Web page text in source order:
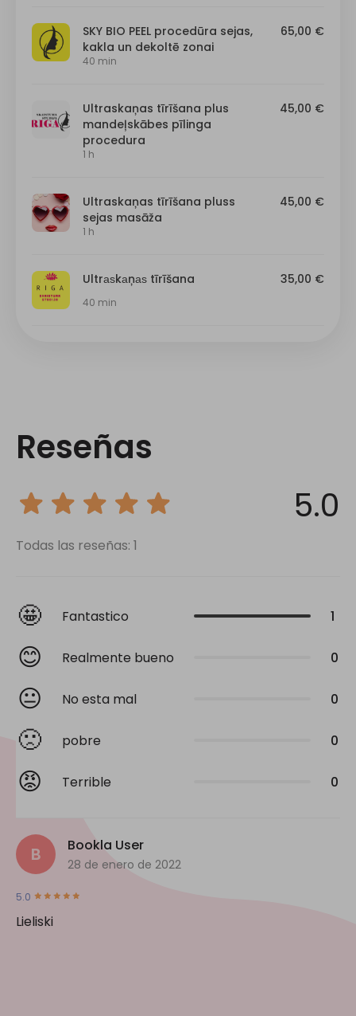
Reseñas
5.0
Todas las reseñas: 1
🤩 Fantastico 1
😊 Realmente bueno 0
😐 No esta mal 0
🙁 pobre 0
😡 Terrible 0
B Bookla User
28 de enero de 2022
5.0
Lieliski